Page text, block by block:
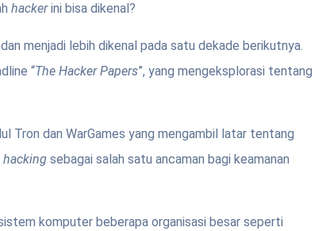
hackerini bisa dikenal?
menjadi lebih dikenal pada satu dekade berikutnya.
“The Hacker Papers”, yang mengeksplorasi tentang
Tron dan WarGames yang mengambil latar tentang
hacking sebagai salah satu ancaman bagi keamanan
komputer beberapa organisasi besar seperti